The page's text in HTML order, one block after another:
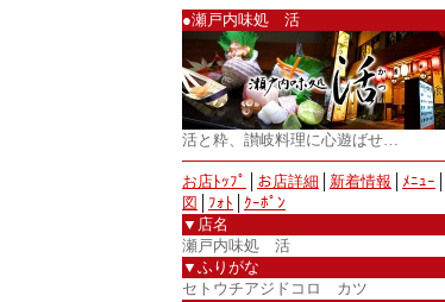
●瀬戸内味処 活
活と粋、讃岐料理に心遊ばせ…
お店ﾄｯﾌﾟ お店詳細 新着情報 ﾒﾆｭｰ
図
ﾌｫﾄ
ｸｰﾎﾟﾝ
▼店名
瀬戸内味処 活
▼ふりがな
セトウチアジドコロ カツ